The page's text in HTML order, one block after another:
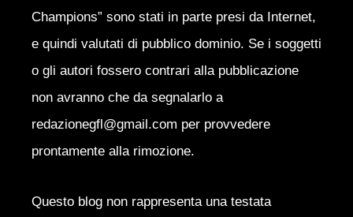
Champions” sono stati in parte presi da Internet,
e quindi valutati di pubblico dominio. Se i soggetti
o gli autori fossero contrari alla pubblicazione
non avranno che da segnalarlo a
redazionegfl@gmail.com per provvedere
prontamente alla rimozione.
Questo blog non rappresenta una testata